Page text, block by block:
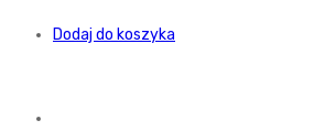
Dodaj do koszyka